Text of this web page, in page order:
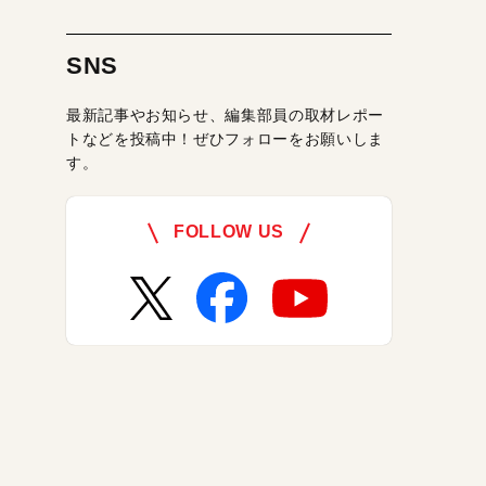
SNS
最新記事やお知らせ、編集部員の取材レポー
トなどを投稿中！ぜひフォローをお願いしま
す。
FOLLOW US